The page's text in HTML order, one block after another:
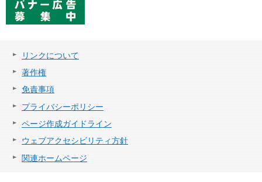
リンクについて
著作権
免責事項
プライバシーポリシー
ページ作成ガイドライン
ウェブアクセシビリティ方針
関連ホームページ